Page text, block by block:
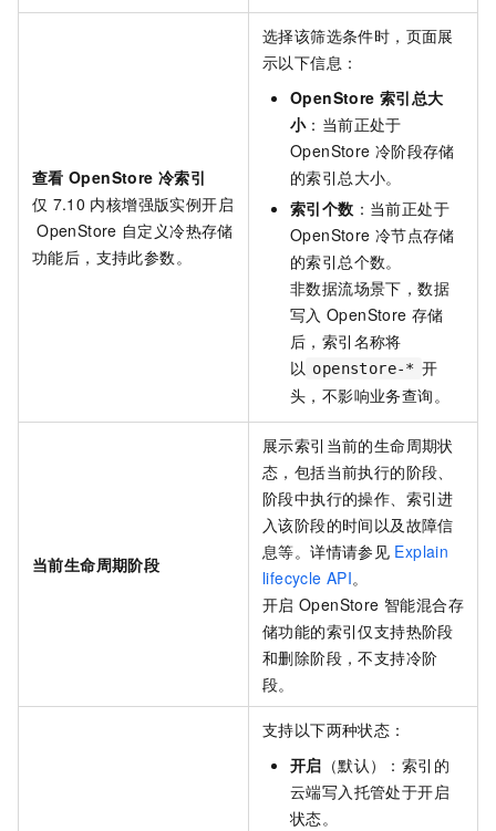
查看 OpenStore 冷索引
仅 7.10 内核增强版实例开启
OpenStore 自定义冷热存储
功能后，支持此参数。
选择该筛选条件时，页面展
示以下信息：
OpenStore 索引总大
小：当前正处于
OpenStore 冷阶段存储
的索引总大小。
索引个数 ：当前正处于
OpenStore 冷节点存储
的索引总个数。
非数据流场景下，数据
写入 OpenStore 存储
后，索引名称将
以 openstore-* 开
头，不影响业务查询。
当前生命周期阶段
展示索引当前的生命周期状
态，包括当前执行的阶段、
阶段中执行的操作、索引进
入该阶段的时间以及故障信
息等。详情请参见 Explain
lifecycle API。
开启 OpenStore 智能混合存
储功能的索引仅支持热阶段
和删除阶段，不支持冷阶
段。
支持以下两种状态：
开启 （默认）：索引的
云端写入托管处于开启
状态。